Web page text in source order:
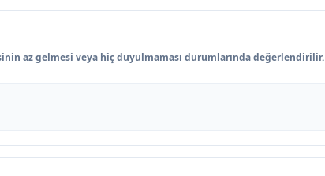
az gelmesi veya hiç duyulmaması durumlarında değerlendirilir.